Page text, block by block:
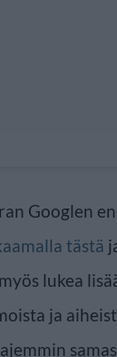
Googlen
tästä
lukea
ja